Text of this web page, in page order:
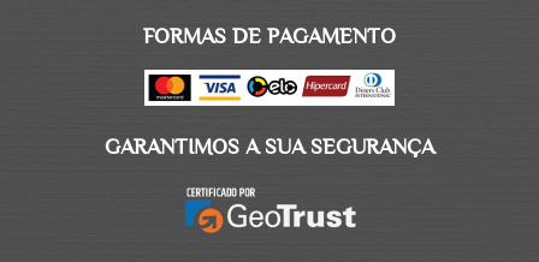
FORMAS DE PAGAMENTO
GARANTIMOS A SUA SEGURANÇA